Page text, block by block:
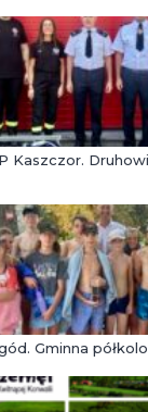
Kaszczor.
Gminna